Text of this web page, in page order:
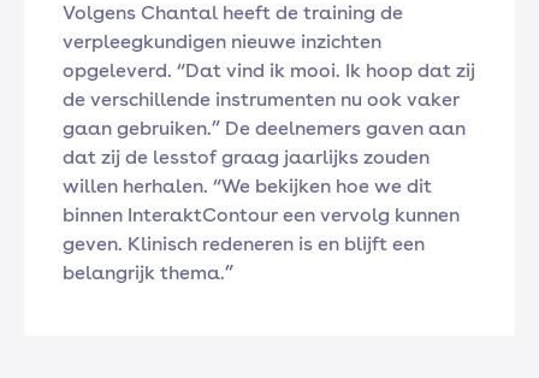
Volgens Chantal heeft de training de
verpleegkundigen nieuwe inzichten
opgeleverd. “Dat vind ik mooi. Ik hoop dat zij
de verschillende instrumenten nu ook vaker
gaan gebruiken.” De deelnemers gaven aan
dat zij de lesstof graag jaarlijks zouden
willen herhalen. “We bekijken hoe we dit
binnen InteraktContour een vervolg kunnen
geven. Klinisch redeneren is en blijft een
belangrijk thema.”